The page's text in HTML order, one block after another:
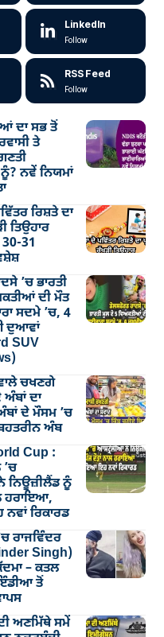
LinkedIn
Follow
RSS Feed
Follow
ਦਾ ਸਭ ਤੋਂ
ਤੇ
ਨਵੇਂ ਨਿਯਮਾਂ
ਰਿਸ਼ਤੇ ਦਾ
ਤਿਉਹਾਰ
31
’ਚ ਭਾਰਤੀ
ਦੀ ਮੌਤ
ਸਦਮੇ ’ਚ, 4
ਦੁਆਵਾਂ
SUV
ਚਖਣਗੇ
ਅੰਬਾਂ ਦਾ
ਦੇ ਮੌਸਮ ’ਚ
ਅੰਬ
Cup :
ਨਿਊਜ਼ੀਲੈਂਡ ਨੂੰ
ਹਰਾਇਆ,
ਰਿਕਾਰਡ
ਰਾਜਵਿੰਦਰ
Singh)
– ਕਤਲ
ਤੋਂ
ਅਣਮਿੱਥੇ ਸਮੇਂ